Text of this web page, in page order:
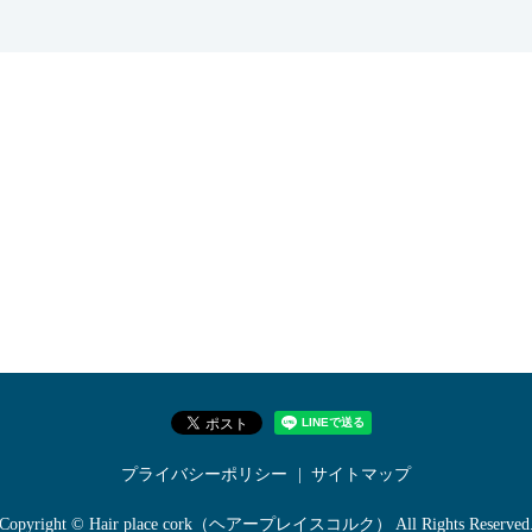
プライバシーポリシー サイトマップ
Copyright © Hair place cork（ヘアープレイスコルク） All Rights Reserved.